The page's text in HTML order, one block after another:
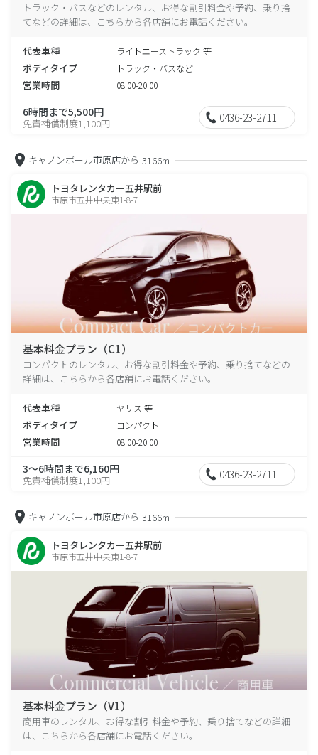
トラック・バスなどのレンタル、お得な割引料金や予約、乗り捨
てなどの詳細は、こちらから各店舗にお電話ください。
代表車種 ライトエーストラック 等
ボディタイプ トラック・バスなど
営業時間 08:00-20:00
6時間まで5,500円
免責補償制度1,100円 0436-23-2711
キャノンボール市原店から 3166m
トヨタレンタカー五井駅前
市原市五井中央東1-8-7
基本料金プラン（C1）
コンパクトのレンタル、お得な割引料金や予約、乗り捨てなどの
詳細は、こちらから各店舗にお電話ください。
代表車種 ヤリス 等
ボディタイプ コンパクト
営業時間 08:00-20:00
3～6時間まで6,160円
免責補償制度1,100円 0436-23-2711
キャノンボール市原店から 3166m
トヨタレンタカー五井駅前
市原市五井中央東1-8-7
基本料金プラン（V1）
商用車のレンタル、お得な割引料金や予約、乗り捨てなどの詳細
は、こちらから各店舗にお電話ください。